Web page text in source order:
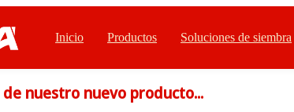
Inicio Productos Soluciones de siembra
nuestro nuevo producto...